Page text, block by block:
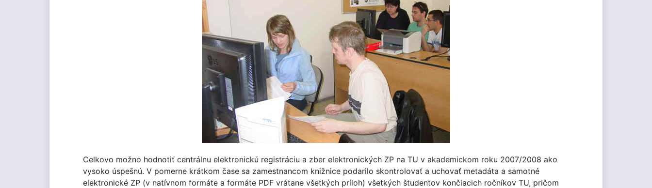
Celkovo možno hodnotiť centrálnu elektronickú registráciu a zber elektronických ZP na TU v akademickom roku 2007/2008 ako
vysoko úspešnú. V pomerne krátkom čase sa zamestnancom knižnice podarilo skontrolovať a uchovať metadáta a samotné
elektronické ZP (v natívnom formáte a formáte PDF vrátane všetkých príloh) všetkých študentov končiacich ročníkov TU, pričom